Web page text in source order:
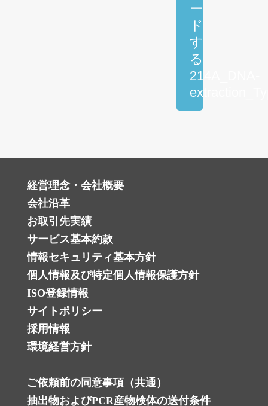
ー
ド
す
る
214A_DNA-
経営理念・会社概要
会社沿革
お取引先実績
サービス基本約款
情報セキュリティ基本方針
個人情報及び特定個人情報保護方針 ‎
ISO登録情報
サイトポリシー
採用情報
環境経営方針
ご依頼前の同意事項（共通）
抽出物およびPCR産物検体の送付条件